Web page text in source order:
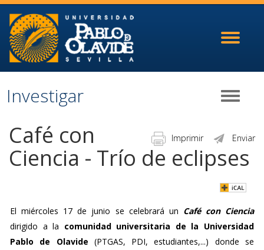
Toggle
Toggle
Investigar
Enviar
Imprimir
Café con
Ciencia - Trío de eclipses
El miércoles 17 de junio se celebrará un Café con Ciencia
dirigido a la comunidad universitaria de la Universidad
Pablo de Olavide (PTGAS, PDI, estudiantes,...) donde se